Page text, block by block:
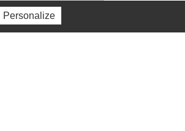
Personalize